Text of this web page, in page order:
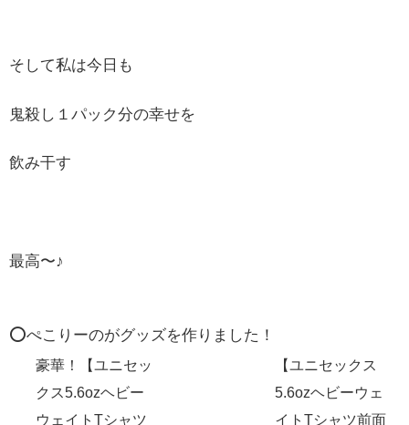
そして私は今日も
鬼殺し１パック分の幸せを
飲み干す
最高〜♪
⭕️ぺこりーのがグッズを作りました！
豪華！【ユニセッ
クス5.6ozヘビー
ウェイトTシャツ
【ユニセックス
5.6ozヘビーウェ
イトTシャツ前面